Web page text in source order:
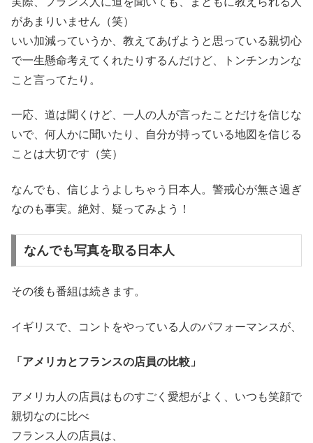
があまりいません（笑）
いい加減っていうか、教えてあげようと思っている親切心
で一生懸命考えてくれたりするんだけど、トンチンカンな
こと言ってたり。
一応、道は聞くけど、一人の人が言ったことだけを信じな
いで、何人かに聞いたり、自分が持っている地図を信じる
ことは大切です（笑）
なんでも、信じようよしちゃう日本人。警戒心が無さ過ぎ
なのも事実。絶対、疑ってみよう！
なんでも写真を取る日本人
その後も番組は続きます。
イギリスで、コントをやっている人のパフォーマンスが、
「アメリカとフランスの店員の比較」
アメリカ人の店員はものすごく愛想がよく、いつも笑顔で
親切なのに比べ
フランス人の店員は、